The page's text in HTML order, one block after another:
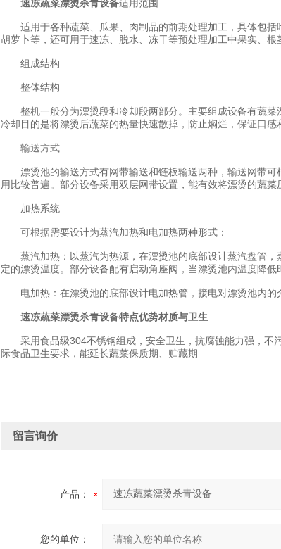
速冻蔬菜漂烫杀青设备适用范围
适用于各种蔬菜、瓜果、肉制品的前期处理加工，具体包括
胡萝卜等，还可用于速冻、脱水、冻干等预处理加工中果实、根
组成结构
整体结构
整机一般分为漂烫段和冷却段两部分。主要组成设备有蔬菜
冷却目的是将漂烫后蔬菜的热量快速散掉，防止焖烂，保证口感
输送方式
漂烫池的输送方式有网带输送和链板输送两种，输送网带可
用比较普遍。部分设备采用双层网带设置，能有效将漂烫的蔬
加热系统
可根据需要设计为蒸汽加热和电加热两种形式：
蒸汽加热：以蒸汽为热源，在漂烫池的底部设计蒸汽盘管，
定的漂烫温度。部分设备配有启动角座阀，当漂烫池内温度降
电加热：在漂烫池的底部设计电加热管，接电对漂烫池内的
速冻蔬菜漂烫杀青设备特点优势材质与卫生
采用食品级304不锈钢组成，安全卫生，抗腐蚀能力强，不
际食品卫生要求，能延长蔬菜保质期、贮藏期
留言询价
产品：
您的单位：